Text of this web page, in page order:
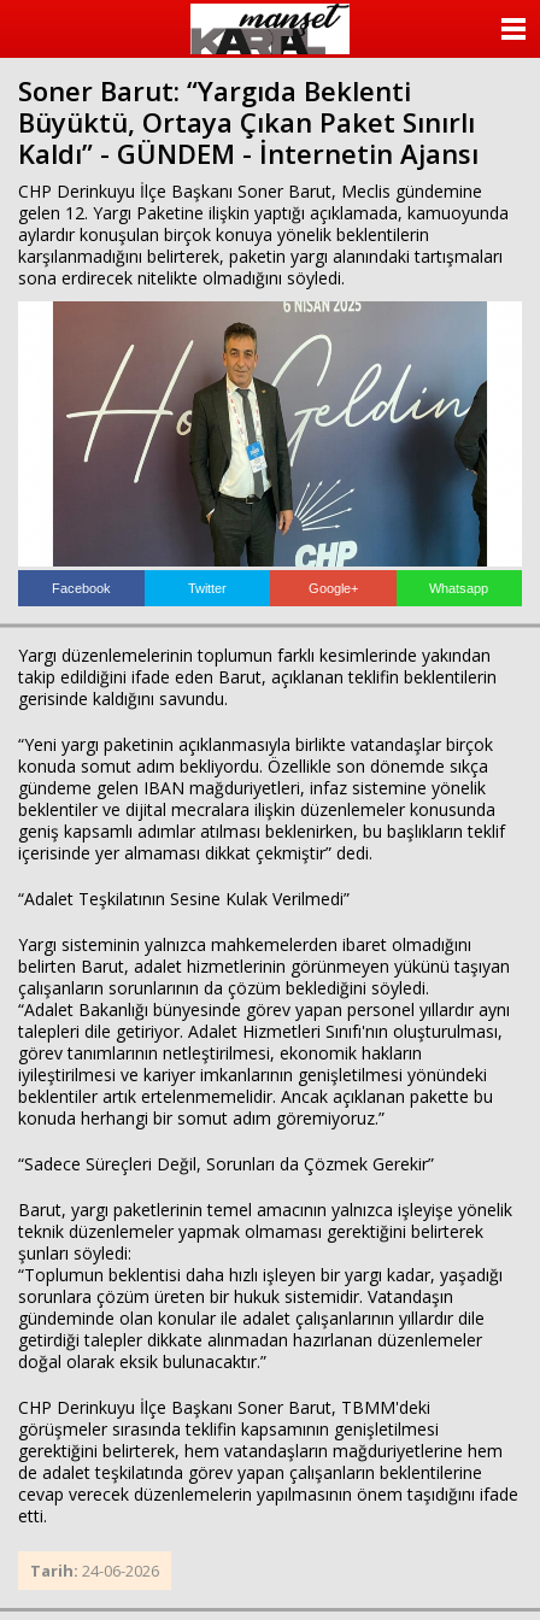
Soner Barut: “Yargıda Beklenti
Büyüktü, Ortaya Çıkan Paket Sınırlı
Kaldı” - GÜNDEM - İnternetin Ajansı
CHP Derinkuyu İlçe Başkanı Soner Barut, Meclis gündemine
gelen 12. Yargı Paketine ilişkin yaptığı açıklamada, kamuoyunda
aylardır konuşulan birçok konuya yönelik beklentilerin
karşılanmadığını belirterek, paketin yargı alanındaki tartışmaları
sona erdirecek nitelikte olmadığını söyledi.
Facebook Twitter Google+ Whatsapp
Yargı düzenlemelerinin toplumun farklı kesimlerinde yakından
takip edildiğini ifade eden Barut, açıklanan teklifin beklentilerin
gerisinde kaldığını savundu.
“Yeni yargı paketinin açıklanmasıyla birlikte vatandaşlar birçok
konuda somut adım bekliyordu. Özellikle son dönemde sıkça
gündeme gelen IBAN mağduriyetleri, infaz sistemine yönelik
beklentiler ve dijital mecralara ilişkin düzenlemeler konusunda
geniş kapsamlı adımlar atılması beklenirken, bu başlıkların teklif
içerisinde yer almaması dikkat çekmiştir” dedi.
“Adalet Teşkilatının Sesine Kulak Verilmedi”
Yargı sisteminin yalnızca mahkemelerden ibaret olmadığını
belirten Barut, adalet hizmetlerinin görünmeyen yükünü taşıyan
çalışanların sorunlarının da çözüm beklediğini söyledi.
“Adalet Bakanlığı bünyesinde görev yapan personel yıllardır aynı
talepleri dile getiriyor. Adalet Hizmetleri Sınıfı'nın oluşturulması,
görev tanımlarının netleştirilmesi, ekonomik hakların
iyileştirilmesi ve kariyer imkanlarının genişletilmesi yönündeki
beklentiler artık ertelenmemelidir. Ancak açıklanan pakette bu
konuda herhangi bir somut adım göremiyoruz.”
“Sadece Süreçleri Değil, Sorunları da Çözmek Gerekir”
Barut, yargı paketlerinin temel amacının yalnızca işleyişe yönelik
teknik düzenlemeler yapmak olmaması gerektiğini belirterek
şunları söyledi:
“Toplumun beklentisi daha hızlı işleyen bir yargı kadar, yaşadığı
sorunlara çözüm üreten bir hukuk sistemidir. Vatandaşın
gündeminde olan konular ile adalet çalışanlarının yıllardır dile
getirdiği talepler dikkate alınmadan hazırlanan düzenlemeler
doğal olarak eksik bulunacaktır.”
CHP Derinkuyu İlçe Başkanı Soner Barut, TBMM'deki
görüşmeler sırasında teklifin kapsamının genişletilmesi
gerektiğini belirterek, hem vatandaşların mağduriyetlerine hem
de adalet teşkilatında görev yapan çalışanların beklentilerine
cevap verecek düzenlemelerin yapılmasının önem taşıdığını ifade
etti.
Tarih: 24-06-2026
KATEGORİLER
YAZARLAR
ANKETLER
FOTO GALERİ
KÜNYE